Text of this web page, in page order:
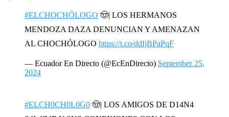
#ELCHOCHÓLOGO 🤠| LOS HERMANOS
MENDOZA DAZA DENUNCIAN Y AMENAZAN
AL CHOCHÓLOGO https://t.co/ddIjBPaPqF
— Ecuador En Directo (@EcEnDirecto) September 25,
2024
#ELCH0CH0L0G0 🤠| LOS AMIGOS DE D14N4